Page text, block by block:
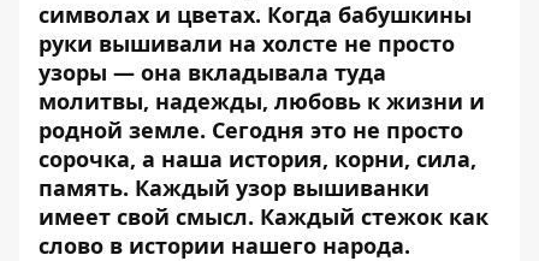
символах и цветах. Когда бабушкины
руки вышивали на холсте не просто
узоры — она вкладывала туда
молитвы, надежды, любовь к жизни и
родной земле. Сегодня это не просто
сорочка, а наша история, корни, сила,
память. Каждый узор вышиванки
имеет свой смысл. Каждый стежок как
слово в истории нашего народа.